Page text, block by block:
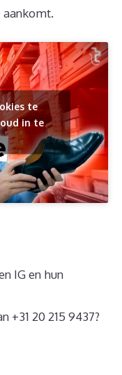
te
in te
IG en hun
+31 20 215 9437?